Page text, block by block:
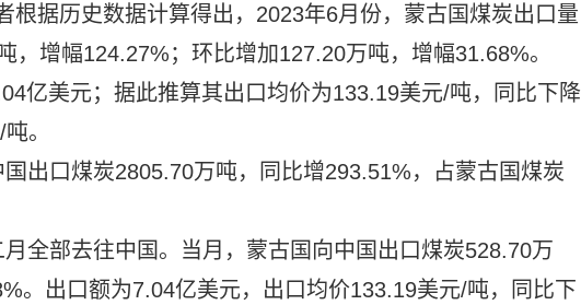
根据历史数据计算得出，2023年6月份，蒙古国煤炭出口量
，增幅124.27%；环比增加127.20万吨，增幅31.68%。
亿美元；据此推算其出口均价为133.19美元/吨，同比下降
。
出口煤炭2805.70万吨，同比增293.51%，占蒙古国煤炭
全部去往中国。当月，蒙古国向中国出口煤炭528.70万
。出口额为7.04亿美元，出口均价133.19美元/吨，同比下